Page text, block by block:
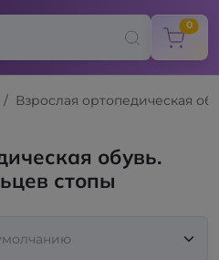
0
Взрослая ортопедическая
обувь.
стопы